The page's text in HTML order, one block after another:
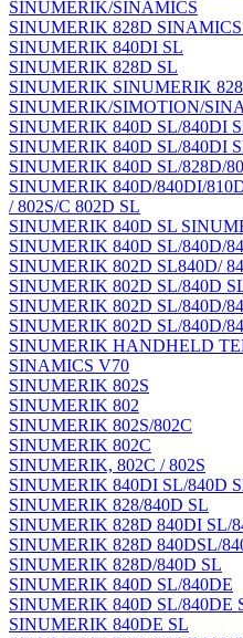
SINUMERIK/SINAMICS
SINUMERIK 828D SINAMICS
SINUMERIK 840DI SL
SINUMERIK 828D SL
SINUMERIK SINUMERIK
SINUMERIK/SIMOTION/
SINUMERIK 840D SL/840DI
SINUMERIK 840D SL/840DI
SINUMERIK 840D SL/828D/
SINUMERIK 840D/840DI/
/ 802S/C 802D SL
SINUMERIK 840D SL
SINUMERIK 840D SL/840D/
SINUMERIK 802D SL840D/
SINUMERIK 802D SL/840D
SINUMERIK 802D SL/840D/
SINUMERIK 802D SL/840D/
SINUMERIK HANDHELD
SINAMICS V70
SINUMERIK 802S
SINUMERIK 802
SINUMERIK 802S/802C
SINUMERIK 802C
SINUMERIK, 802C / 802S
SINUMERIK 840DI SL/840D
SINUMERIK 828/840D SL
SINUMERIK 828D 840DI SL/
SINUMERIK 828D 840DSL/
SINUMERIK 828D/840D SL
SINUMERIK 840D SL/840DE
SINUMERIK 840D SL/840DE
SINUMERIK 840DE SL